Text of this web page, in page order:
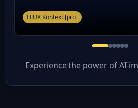
FLUX Kontext [pro]
Experience the power of AI